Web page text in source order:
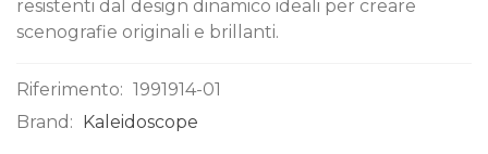
resistenti dal design dinamico ideali per creare
scenografie originali e brillanti.
Riferimento: 1991914-01
Brand:
Kaleidoscope